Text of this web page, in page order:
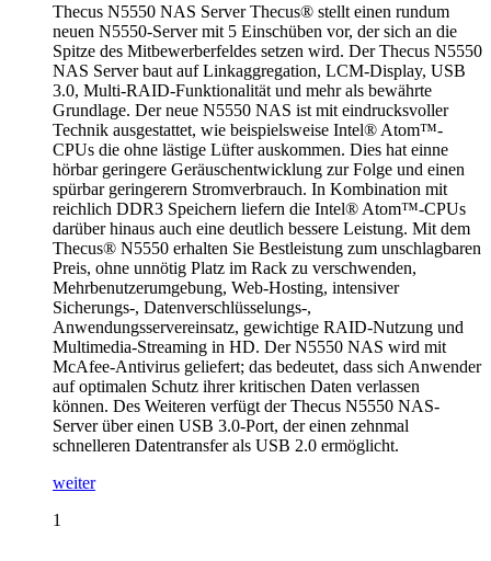
Thecus N5550 NAS Server Thecus® stellt einen rundum
neuen N5550-Server mit 5 Einschüben vor, der sich an die
Spitze des Mitbewerberfeldes setzen wird. Der Thecus N5550
NAS Server baut auf Linkaggregation, LCM-Display, USB
3.0, Multi-RAID-Funktionalität und mehr als bewährte
Grundlage. Der neue N5550 NAS ist mit eindrucksvoller
Technik ausgestattet, wie beispielsweise Intel® Atom™-
CPUs die ohne lästige Lüfter auskommen. Dies hat einne
hörbar geringere Geräuschentwicklung zur Folge und einen
spürbar geringerern Stromverbrauch. In Kombination mit
reichlich DDR3 Speichern liefern die Intel® Atom™-CPUs
darüber hinaus auch eine deutlich bessere Leistung. Mit dem
Thecus® N5550 erhalten Sie Bestleistung zum unschlagbaren
Preis, ohne unnötig Platz im Rack zu verschwenden,
Mehrbenutzerumgebung, Web-Hosting, intensiver
Sicherungs-, Datenverschlüsselungs-,
Anwendungsservereinsatz, gewichtige RAID-Nutzung und
Multimedia-Streaming in HD. Der N5550 NAS wird mit
McAfee-Antivirus geliefert; das bedeutet, dass sich Anwender
auf optimalen Schutz ihrer kritischen Daten verlassen
können. Des Weiteren verfügt der Thecus N5550 NAS-
Server über einen USB 3.0-Port, der einen zehnmal
schnelleren Datentransfer als USB 2.0 ermöglicht.
weiter
1